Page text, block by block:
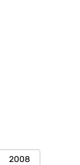
2008